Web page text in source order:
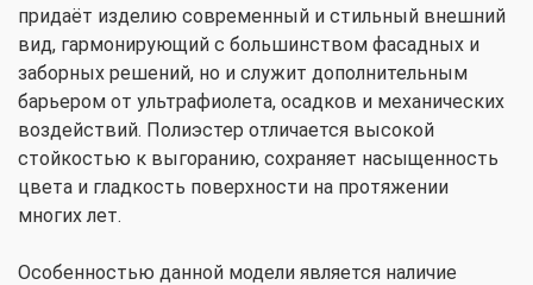
придаёт изделию современный и стильный внешний
вид, гармонирующий с большинством фасадных и
заборных решений, но и служит дополнительным
барьером от ультрафиолета, осадков и механических
воздействий. Полиэстер отличается высокой
стойкостью к выгоранию, сохраняет насыщенность
цвета и гладкость поверхности на протяжении
многих лет.
Особенностью данной модели является наличие